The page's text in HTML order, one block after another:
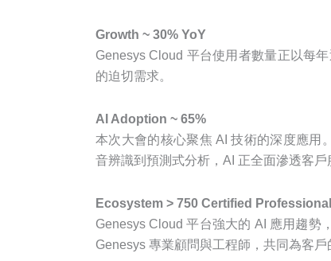
Growth ~ 30% YoY
Genesys Cloud 平台使用者數量正以每
的迫切需求。
AI Adoption ~ 65%
本次大會的核心聚焦 AI 技術的深度應用
音辨識到預測式分析，AI 正全面滲透客戶
Ecosystem > 750 Certified
Genesys Cloud 平台強大的 AI 應用趨
Genesys 專業顧問與工程師，共同為客戶